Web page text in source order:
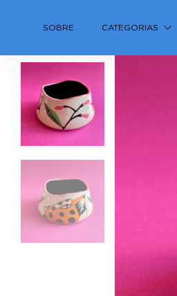
SOBRE CATEGORIAS
Previous